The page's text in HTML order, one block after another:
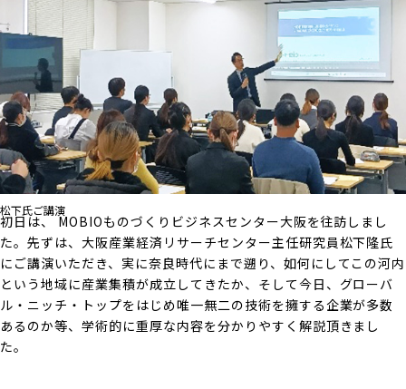
松下氏ご講演
初日は、 MOBIOものづくりビジネスセンター大阪を往訪しまし
た。先ずは、大阪産業経済リサーチセンター主任研究員松下隆氏
にご講演いただき、実に奈良時代にまで遡り、如何にしてこの河内
という地域に産業集積が成立してきたか、そして今日、グローバ
ル・ニッチ・トップをはじめ唯一無二の技術を擁する企業が多数
あるのか等、学術的に重厚な内容を分かりやすく解説頂きまし
た。